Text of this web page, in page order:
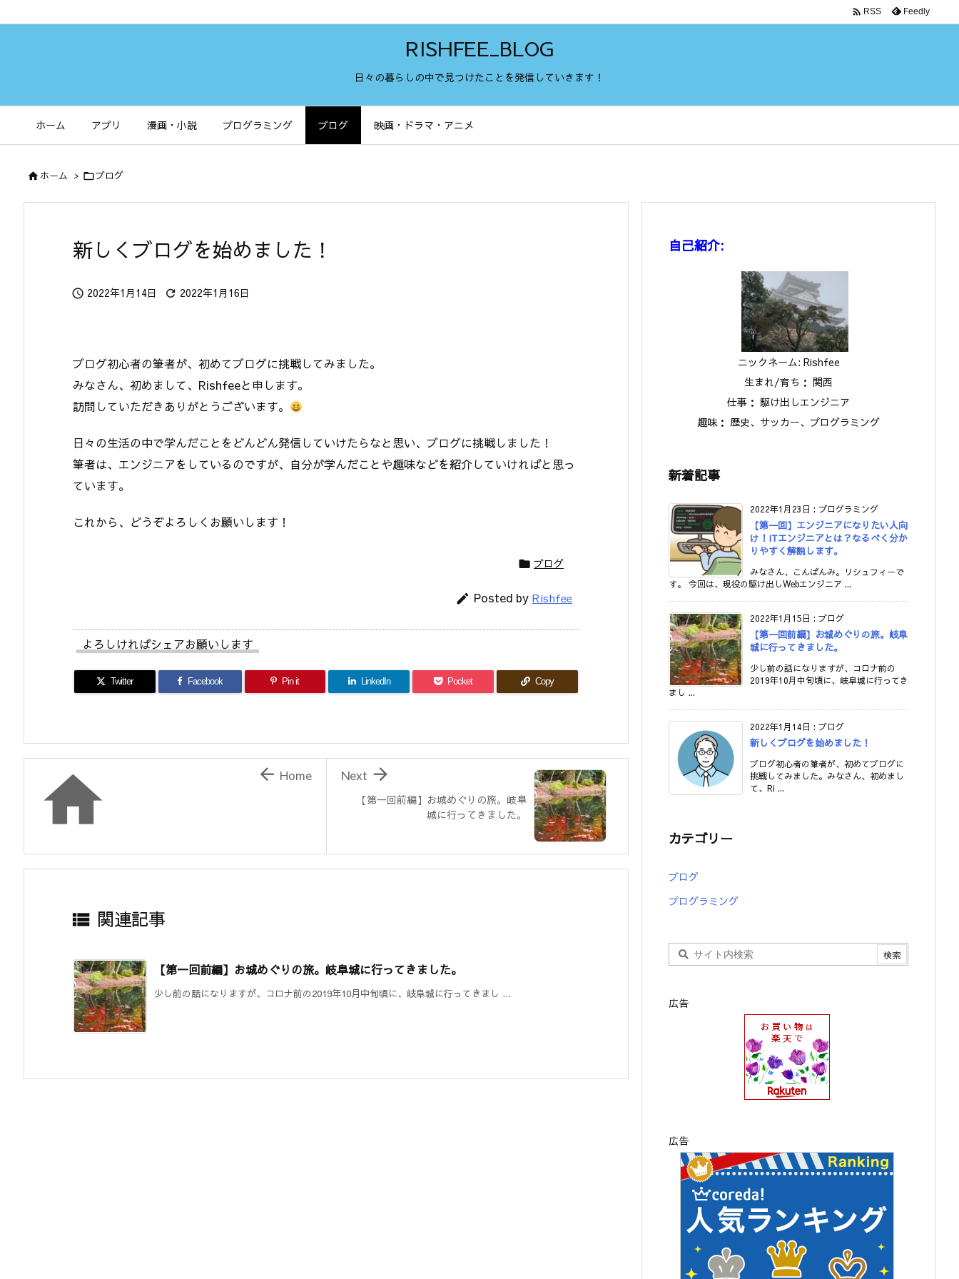
RISHFEE_BLOG
日々の暮らしの中で見つけたことを発信していきます！
ホーム アプリ 漫画・小説 プログラミング ブログ 映画・ドラマ・アニメ
 RSS Feedly
ホーム > ブログ
新しくブログを始めました！
 2022年1月14日  2022年1月16日
ブログ初心者の筆者が、初めてブログに挑戦してみました。
みなさん、初めまして、Rishfeeと申します。
訪問していただきありがとうございます。
日々の生活の中で学んだことをどんどん発信していけたらなと思い、ブログに挑戦しました！
筆者は、エンジニアをしているのですが、自分が学んだことや趣味などを紹介していければと思っ
ています。
これから、どうぞよろしくお願いします！
 ブログ
 Posted by Rishfee
よろしければシェアお願いします
Twitter Facebook Pin it LinkedIn Pocket Copy
【第一回前編】お城めぐりの旅。岐阜
城に行ってきました。

Next
  Home
 関連記事
【第一回前編】お城めぐりの旅。岐阜城に行ってきました。
少し前の話になりますが、コロナ前の2019年10月中旬頃に、岐阜城に行ってきまし ...
自己紹介:
ニックネーム: Rishfee
生まれ/育ち： 関西
仕事： 駆け出しエンジニア
趣味： 歴史、サッカー、プログラミング
新着記事
2022年1月23日 : プログラミング
【第一回】エンジニアになりたい人向
け！ITエンジニアとは？なるべく分か
りやすく解説します。
みなさん、こんばんみ。リシュフィーで
す。 今回は、現役の駆け出しWebエンジニア ...
2022年1月15日 : ブログ
【第一回前編】お城めぐりの旅。岐阜
城に行ってきました。
少し前の話になりますが、コロナ前の
2019年10月中旬頃に、岐阜城に行ってき
まし ...
2022年1月14日 : ブログ
新しくブログを始めました！
ブログ初心者の筆者が、初めてブログに
挑戦してみました。みなさん、初めまし
て、Ri ...
カテゴリー
ブログ
プログラミング
広告
広告